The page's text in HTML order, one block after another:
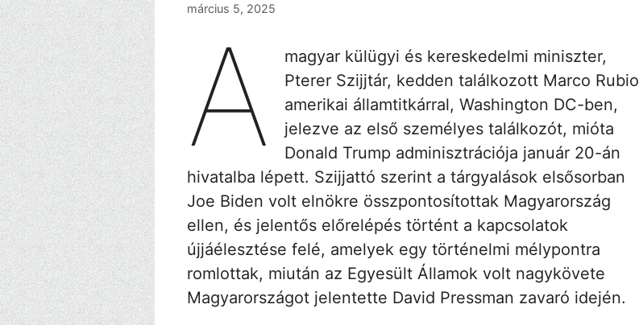
március 5, 2025
A
magyar külügyi és kereskedelmi miniszter,
Pterer Szijjtár, kedden találkozott Marco Rubio
amerikai államtitkárral, Washington DC-ben,
jelezve az első személyes találkozót, mióta
Donald Trump adminisztrációja január 20-án
hivatalba lépett. Szijjattó szerint a tárgyalások elsősorban
Joe Biden volt elnökre összpontosítottak Magyarország
ellen, és jelentős előrelépés történt a kapcsolatok
újjáélesztése felé, amelyek egy történelmi mélypontra
romlottak, miután az Egyesült Államok volt nagykövete
Magyarországot jelentette David Pressman zavaró idején.